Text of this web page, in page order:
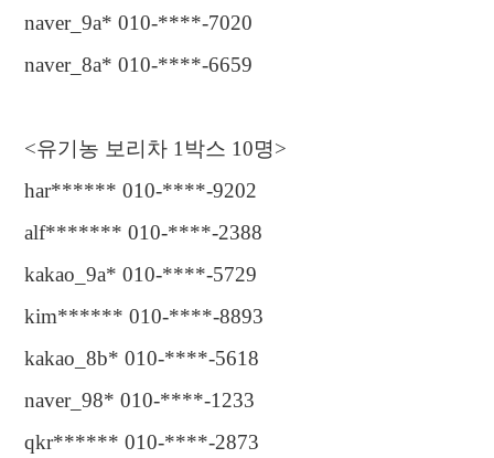
naver_9a* 010-****-7020
naver_8a* 010-****-6659
<유기농 보리차 1 박스 10명>
har****** 010-****-9202
alf******* 010-****-2388
kakao_9a* 010-****-5729
kim****** 010-****-8893
kakao_8b* 010-****-5618
naver_98* 010-****-1233
qkr****** 010-****-2873